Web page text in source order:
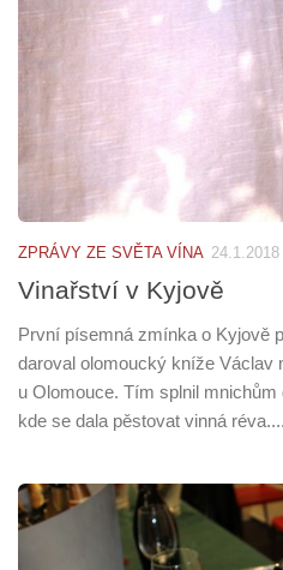
ZPRÁVY ZE SVĚTA VÍNA 24.1.2018
Vinařství v Kyjově
První písemná zmínka o Kyjově
daroval olomoucký kníže Václav
u Olomouce. Tím splnil
kde se dala pěstovat vinná réva....